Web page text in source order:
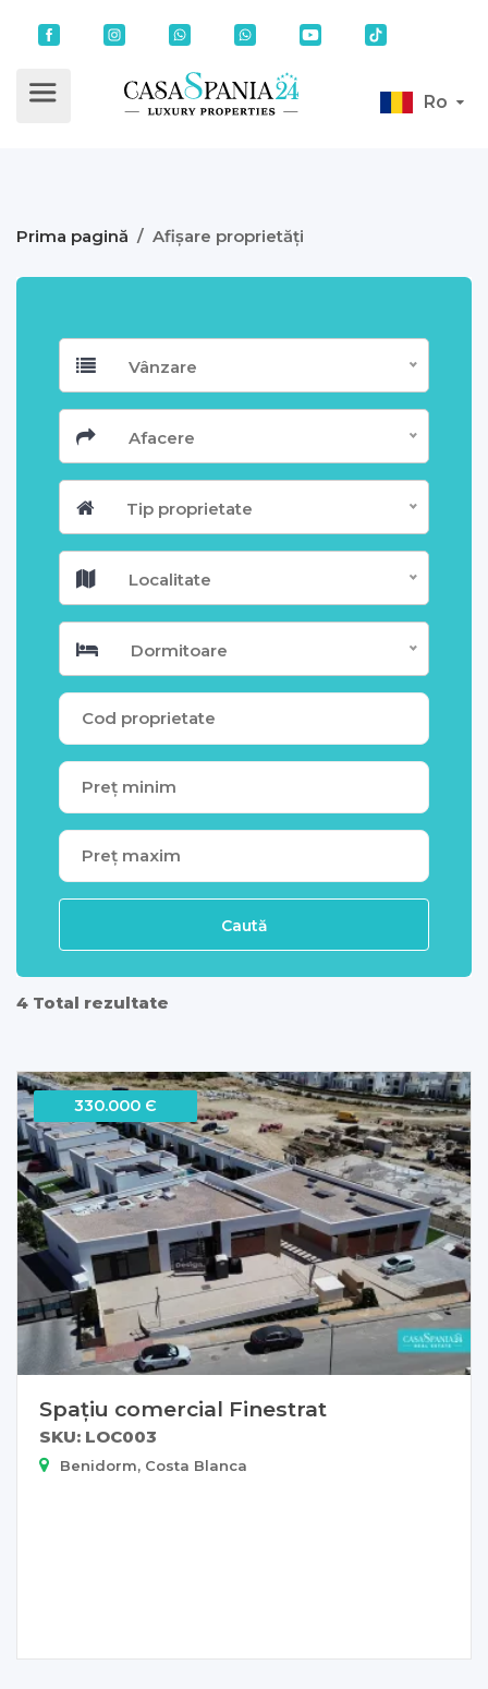
Ro
Prima pagină / Afișare proprietăți
Vânzare
Afacere
Tip proprietate
Localitate
Dormitoare
Caută
4 Total rezultate
330.000 Є
Spațiu comercial Finestrat
SKU: LOC003
Benidorm, Costa Blanca